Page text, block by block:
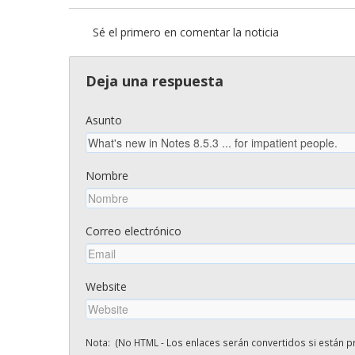
Sé el primero en comentar la noticia
Deja una respuesta
Asunto
Nombre
Correo electrónico
Website
Nota: (No HTML - Los enlaces serán convertidos si están